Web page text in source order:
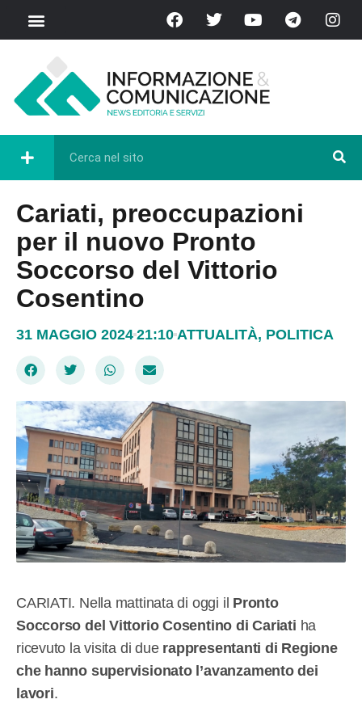
Cariati, preoccupazioni
per il nuovo Pronto
Soccorso del Vittorio
Cosentino
31 MAGGIO 2024 21:10 ATTUALITÀ, POLITICA
CARIATI. Nella mattinata di oggi il Pronto
Soccorso del Vittorio Cosentino di Cariati ha
ricevuto la visita di due rappresentanti di Regione
che hanno supervisionato l’avanzamento dei
lavori.